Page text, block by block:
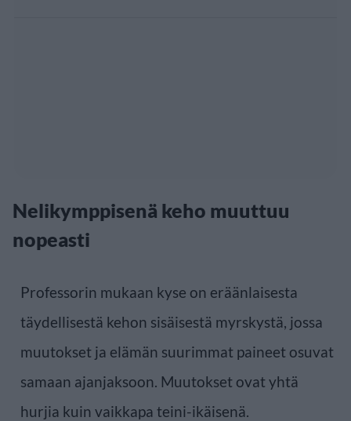
Nelikymppisenä keho muuttuu
nopeasti
Professorin mukaan kyse on eräänlaisesta
täydellisestä kehon sisäisestä myrskystä, jossa
muutokset ja elämän suurimmat paineet osuvat
samaan ajanjaksoon. Muutokset ovat yhtä
hurjia kuin vaikkapa teini-ikäisenä.